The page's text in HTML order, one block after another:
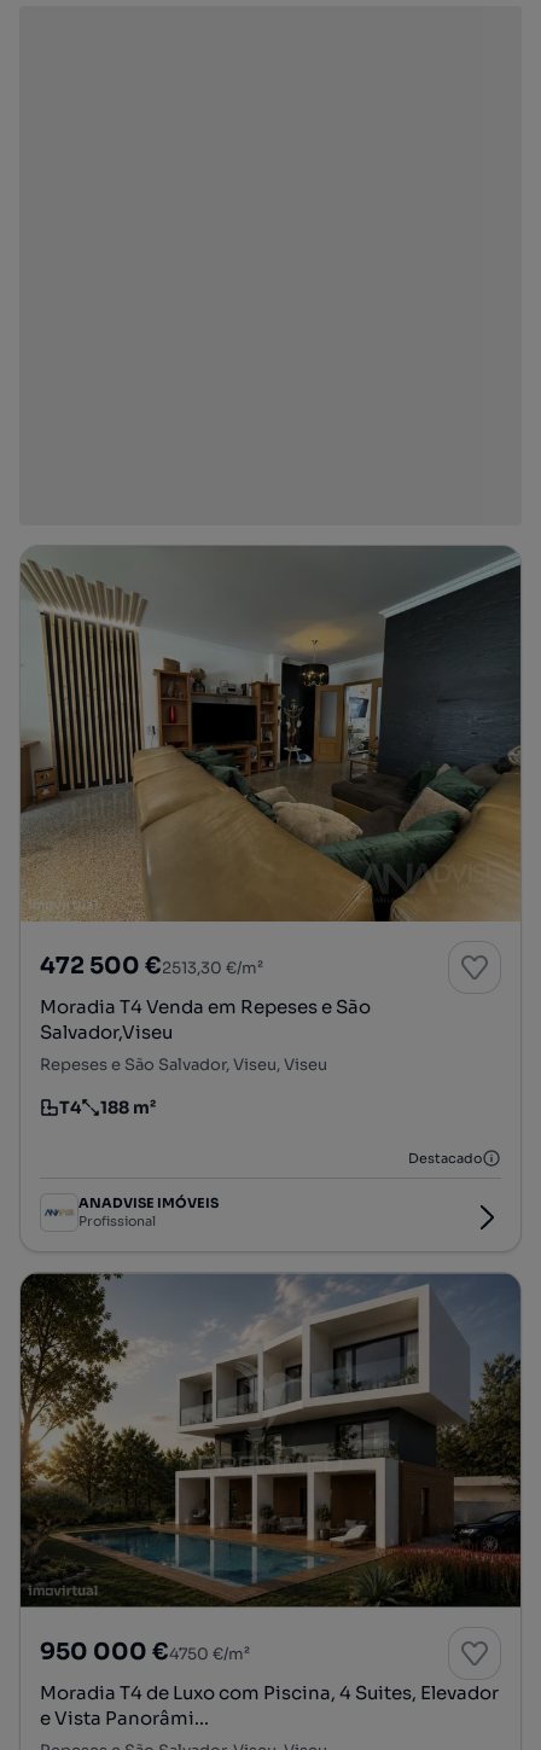
472 500 €2513,30 €/m²
Moradia T4 Venda em Repeses e São
Salvador,Viseu
Repeses e São Salvador, Viseu, Viseu
Tipologia
T4
Preço por metro quadrado
188 m²
Destacado
ANADVISE IMÓVEIS
Profissional
950 000 €4750 €/m²
Moradia T4 de Luxo com Piscina, 4 Suites, Elevador
e Vista Panorâmi...